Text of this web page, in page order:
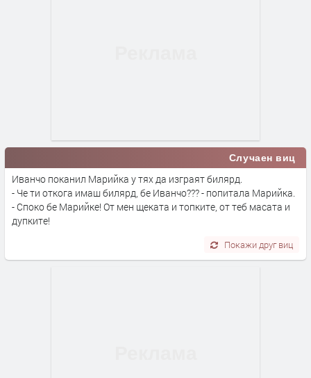
Случаен виц
Иванчо поканил Марийка у тях да изграят билярд.
- Че ти откога имаш билярд, бе Иванчо??? - попитала Марийка.
- Споко бе Марийке! От мен щеката и топките, от теб масата и
дупките!
Покажи друг виц